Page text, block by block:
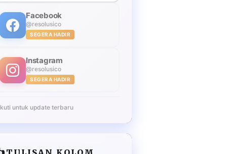
Facebook
@resolusico
SEGERA HADIR
Instagram
@resolusico
SEGERA HADIR
untuk update terbaru